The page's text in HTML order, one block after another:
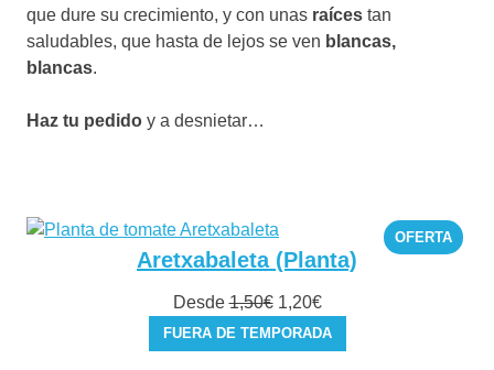
que dure su crecimiento, y con unas raíces tan
saludables, que hasta de lejos se ven blancas,
blancas.
Haz tu pedido y a desnietar…
OFERTA
EN
Aretxabaleta (Planta)
Desde 1,50€ El
precio
original
1,20€El
precio
actual
FUERA DE TEMPORADA